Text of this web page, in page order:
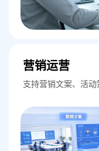
营销运营
支持营销文案、活动